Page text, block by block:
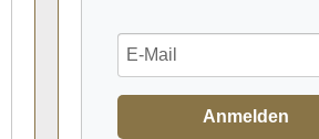
Anmelden